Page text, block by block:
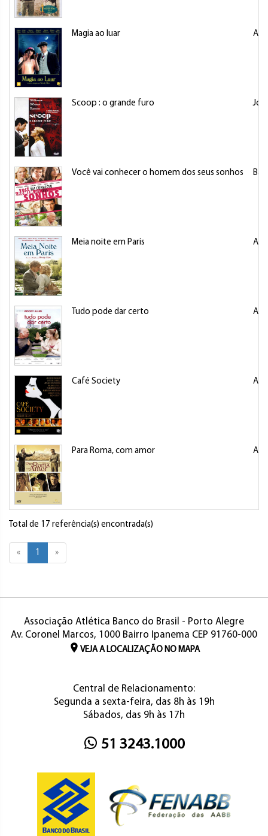
Magia ao luar
Scoop : o grande furo
Você vai conhecer o homem dos seus sonhos
Meia noite em Paris
Tudo pode dar certo
Café Society
Para Roma, com amor
Total de 17 referência(s) encontrada(s)
« 1 »
Associação Atlética Banco do Brasil - Porto Alegre
Av. Coronel Marcos, 1000 Bairro Ipanema CEP 91760-000
VEJA A LOCALIZAÇÃO NO MAPA
Central de Relacionamento:
Segunda a sexta-feira, das 8h às 19h
Sábados, das 9h às 17h
51 3243.1000